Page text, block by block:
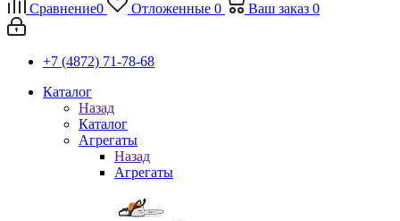
Сравнение0 Отложенные 0 Ваш заказ 0
+7 (4872) 71-78-68
Каталог
Назад
Каталог
Агрегаты
Назад
Агрегаты